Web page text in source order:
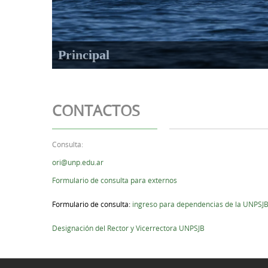
Principal
CONTACTOS
Consulta:
ori@unp.edu.ar
Formulario de consulta para externos
Formulario de consulta: ingreso para dependencias de la UNPSJB
Designación del Rector y Vicerrectora UNPSJB